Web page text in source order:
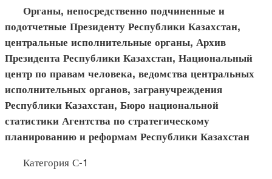
Органы, непосредственно подчиненные и
подотчетные Президенту Республики Казахстан,
центральные исполнительные органы, Архив
Президента Республики Казахстан, Национальный
центр по правам человека, ведомства центральных
исполнительных органов, загранучреждения
Республики Казахстан, Бюро национальной
статистики Агентства по стратегическому
планированию и реформам Республики Казахстан
Категория С-1